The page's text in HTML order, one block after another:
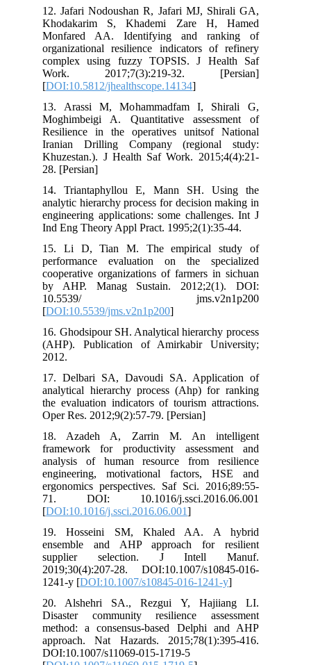
12. Jafari Nodoushan R, Jafari MJ,
Khodakarim S, Khademi Zare H,
Monfared AA. Identifying and
organizational resilience indicators
complex using fuzzy TOPSIS. J
Work. 2017;7(3):219-32.
[DOI:10.5812/jhealthscope.14134
13. Arassi M, Mohammadfam I,
Moghimbeigi A. Quantitative
Resilience in the operatives unitsof
Iranian Drilling Company
Khuzestan.). J Health Saf Work.
14. Triantaphyllou E, Mann SH.
analytic hierarchy process for decision
engineering applications: some
Ind Eng Theory Appl Pract.
15. Li D, Tian M. The empirical
performance evaluation on the
cooperative organizations of farmers
by AHP. Manag Sustain.
10.5539/
[DOI:10.5539/jms.v2n1p200
16. Ghodsipour SH. Analytical
(AHP). Publication of Amirkabir
17. Delbari SA, Davoudi SA.
analytical hierarchy process (Ahp)
the evaluation indicators of tourism
Oper Res. 2012;9(2):57-79. [Persian]
18. Azadeh A, Zarrin M. An
framework for productivity
analysis of human resource from
engineering, motivational factors,
ergonomics perspectives. Saf Sci.
71. DOI: 10.1016/
[DOI:10.1016/j.ssci.2016.06.001
19. Hosseini SM, Khaled AA.
ensemble and AHP approach for
supplier selection. J Intell
2019;30(4):207-28. DOI:10.1007/
1241-y [DOI:10.1007/s10845-016-
20. Alshehri SA., Rezgui Y,
Disaster community resilience
method: a consensus-based Delphi
approach. Nat Hazards.
DOI:10.1007/s11069-015-1719-5